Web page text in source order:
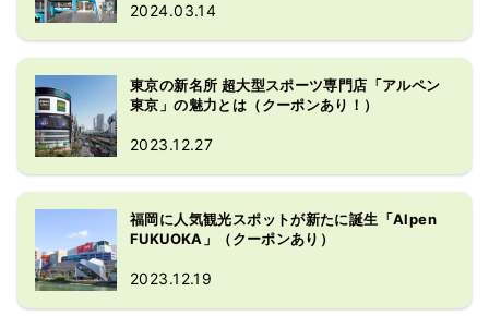
ラッグシップストア、 2 階 と 3 階一
ポーツデポフラッグシップストア、 3
階はアウトドア大型専門店「アルペン
アウトドアーズフラッグシップスト
ア」の 3 業態が入る九州エリア最大級
えや、アウトドアは合計280ブランド
以上、ゴルフは合計88ブランド以上の
ヨネックス、スノーピークス、ソト、
2024.03.14
東京の新名所 超大型スポーツ専門店「アルペン
東京」の魅力とは（クーポンあり！）
2023.12.27
福岡に人気観光スポットが新たに誕生「Alpen
FUKUOKA」（クーポンあり）
2023.12.19